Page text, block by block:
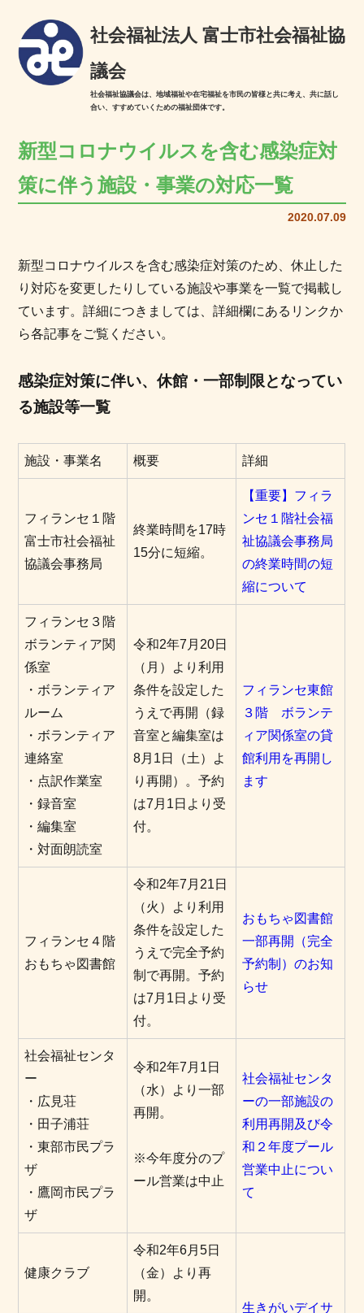
社会福祉法人 富士市社会福祉協
議会
社会福祉協議会は、地域福祉や在宅福祉を市民の皆様と共に考え、共に話し
合い、すすめていくための福祉団体です。
新型コロナウイルスを含む感染症対
策に伴う施設・事業の対応一覧
2020.07.09
新型コロナウイルスを含む感染症対策のため、休止した
り対応を変更したりしている施設や事業を一覧で掲載し
ています。詳細につきましては、詳細欄にあるリンクか
ら各記事をご覧ください。
感染症対策に伴い、休館・一部制限となってい
る施設等一覧
施設・事業名 概要 詳細
フィランセ１階
富士市社会福祉
協議会事務局
終業時間を17時
15分に短縮。
【重要】フィラ
ンセ１階社会福
祉協議会事務局
の終業時間の短
縮について
フィランセ３階
ボランティア関
係室
・ボランティア
ルーム
・ボランティア
連絡室
・点訳作業室
・録音室
・編集室
・対面朗読室
令和2年7月20日
（月）より利用
条件を設定した
うえで再開（録
音室と編集室は
8月1日（土）よ
り再開）。予約
は7月1日より受
付。
フィランセ東館
３階 ボランテ
ィア関係室の貸
館利用を再開し
ます
フィランセ４階
おもちゃ図書館
令和2年7月21日
（火）より利用
条件を設定した
うえで完全予約
制で再開。予約
は7月1日より受
付。
おもちゃ図書館
一部再開（完全
予約制）のお知
らせ
社会福祉センタ
ー
・広見荘
・田子浦荘
・東部市民プラ
ザ
・鷹岡市民プラ
ザ
令和2年7月1日
（水）より一部
再開。
※今年度分のプ
ール営業は中止
社会福祉センタ
ーの一部施設の
利用再開及び令
和２年度プール
営業中止につい
て
健康クラブ
令和2年6月5日
（金）より再
開。
生きがいデイサ